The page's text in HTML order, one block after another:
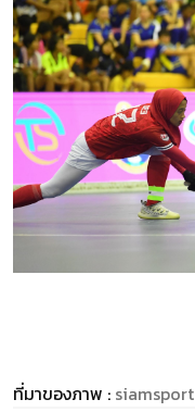
ที่มาของภาพ : siamsport